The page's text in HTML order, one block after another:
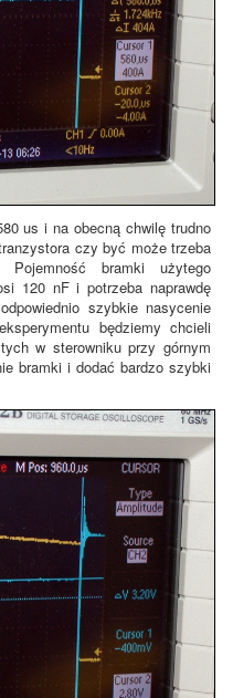
us i na obecną chwilę trudno
czy być może trzeba
bramki użytego
120 nF i potrzeba naprawdę
szybkie nasycenie
będziemy chcieli
w sterowniku przy górnym
bramki i dodać bardzo szybki